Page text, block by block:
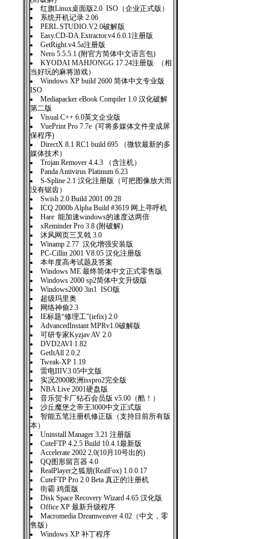
红旗Linux桌面版2.0 ISO（企业正式版）
系统开机记录 2.06
PERL.STUDIO.V2.0破解版
Easy.CD-DA.Extractor.v4.6.0.1注册版
GetRight.v4.5a注册版
Nero 5.5.5.1 (附官方简体中文语言包)
KYODAI MAHJONGG 17.24注册版 （相
当好玩的麻将游戏）
Windows XP build 2600 简体中文专业版
ISO
Mediapacker eBook Compiler 1.0 汉化破解
第二版
Visual C++ 6.0英文企业版
VuePrint Pro 7.7e (可将多媒体文件变成屏
保程序)
DirectX 8.1 RC1 build 695 （微软最新的多
媒体技术）
Trojan Remover 4.4.3 （含注机）
Panda Antivirus Platinum 6.23
S-Spline 2.1 汉化注册版（可把图像放大而
没有锯齿）
Swish 2.0 Build 2001.09.28
ICQ 2000b Alpha Build #3619 网上寻呼机
Hare 能加速windows的速度达两倍
xReminder Pro 3.8 (附破解)
沐风网页三叉戟 3.0
Winamp 2.77 汉化增强安装版
PC-Cillin 2001 V8.05 汉化注册版
本年度高考试题及答案
Windows ME 最终简体中文正式零售版
Windows 2000 sp2简体中文升级版
Windows2000 3in1 ISO版
超级玛里奥
网络神偷2.3
IE标题“修理工”(iefix) 2.0
AdvancedInstant MPRv1.0破解版
可研专家Kyzjav AV 2.0
DVD2AVI 1.82
GetItAll 2.0.2
Tweak-XP 1.19
雷电IIIV3.05中文版
实况2000欧洲isspro2完全版
NBA Live 2001硬盘版
音乐贺卡厂钻石会员版 v5.00（酷！）
沙丘魔堡之帝王3000中文正式版
智能五笔注册机修正版（支持目前所有版
本）
Uninstall Manager 3.21 注册版
CuteFTP 4.2.5 Build 10.4.1最新版
Accelerate 2002 2.0(10月10号出的)
QQ图形留言器 4.0
RealPlayer之狐朋(RealFox) 1.0.0.17
CuteFTP Pro 2.0 Beta 真正的注册机
街霸 鸡蛋版
Disk Space Recovery Wizard 4.65 汉化版
Office XP 最新升级程序
Macromedia Dreamweaver 4.02（中文，零
售版）
Windows XP 补丁程序